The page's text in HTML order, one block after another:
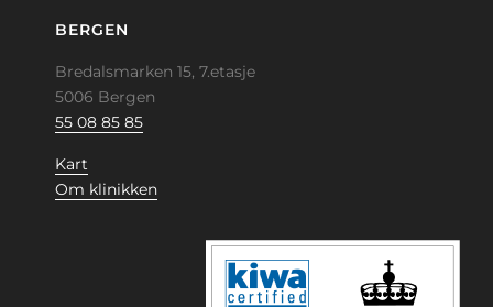
BERGEN
Bredalsmarken 15, 7.etasje
5006 Bergen
55 08 85 85
Kart
Om klinikken